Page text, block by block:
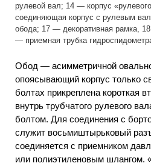
рулевой вал; 14 — корпус
соединяющая корпус с рулевым
обода; 17 — декоративная рамка,
— приемная трубка
Обод — асимметричной
опоясывающий корпус только
болтах прикреплена короткая
внутрь трубчатого рулевого
болтом. Для соединения с
служит восьмиштырьковый
соединяется с приемником
или полиэтиленовым шлангом.